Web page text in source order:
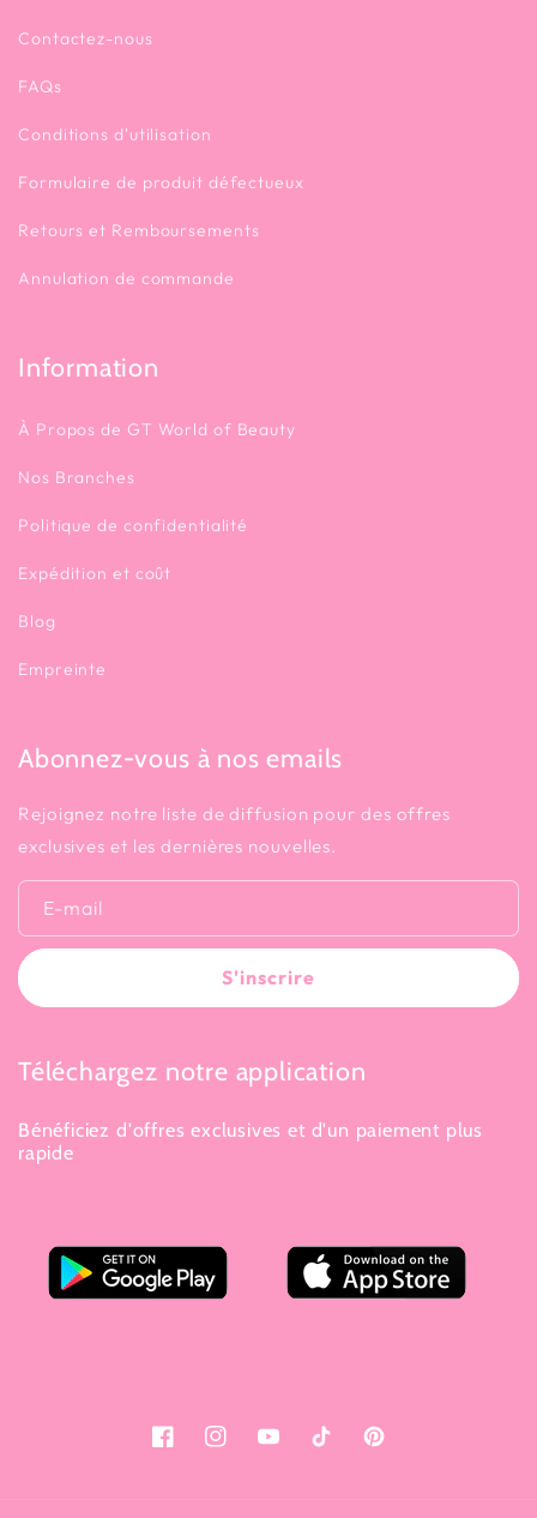
Contactez-nous
FAQs
Conditions d'utilisation
Formulaire de produit défectueux
Retours et Remboursements
Annulation de commande
Information
À Propos de GT World of Beauty
Nos Branches
Politique de confidentialité
Expédition et coût
Blog
Empreinte
Abonnez-vous à nos emails
Rejoignez notre liste de diffusion pour des offres
exclusives et les dernières nouvelles.
E-mail
S'inscrire
Téléchargez notre application
Bénéficiez d'offres exclusives et d'un paiement plus
rapide
FacebookInstagramYouTubeTikTok Pinterest